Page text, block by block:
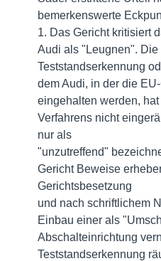
bemerkenswerte
1. Das Gericht kritisiert
Audi als "Leugnen". Die
Teststandserkennung
dem Audi, in der die
eingehalten werden,
Verfahrens nicht
nur als
"unzutreffend"
Gericht Beweise
Gerichtsbesetzung
und nach schriftlichem
Einbau einer als
Abschalteinrichtung
Teststandserkennung